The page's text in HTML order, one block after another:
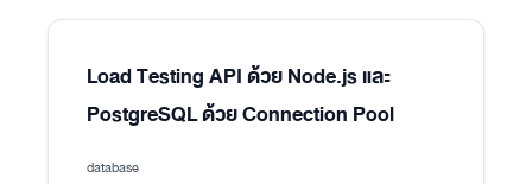
Load Testing API ด้วย Node.js และ
PostgreSQL ด้วย Connection Pool
database